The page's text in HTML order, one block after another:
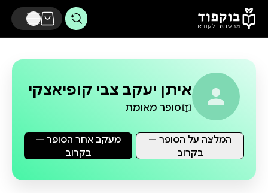
דלג לתוכן הראשי
איתן יעקב צבי קופיאצקי
סופר מאומת
מעקב אחר הסופר —
בקרוב
המלצה על הסופר —
בקרוב